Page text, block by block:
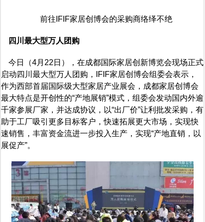
前往IFIF家居创博会的采购商络绎不绝
四川最大型万人团购
今日（4月22日），在成都国际家居创新博览会现场正式
启动四川最大型万人团购，IFIF家居创博会组委会表示，
作为西部首届国际级大型家居产业展会，成都家居创博会
最大特点是开创性的“产地展销”模式，组委会发动国内外逾
千家参展厂家，并达成协议，以“出厂价”让利批发采购，有
助于工厂吸引更多目标客户，快速拓展更大市场，实现快
速销售，丰富资金流进一步投入生产，实现“产地直销，以
展促产”。